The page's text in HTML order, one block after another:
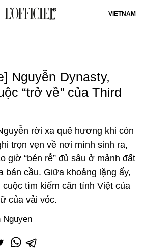
VIETNAM
Nguyễn Dynasty,
“trở về” của Third
rời xa quê hương khi còn
trọn vẹn về nơi mình sinh ra,
giờ “bén rễ” đủ sâu ở mảnh đất
bán cầu. Giữa khoảng lặng ấy,
tìm kiếm căn tính Việt của
của vải vóc.
Nguyen